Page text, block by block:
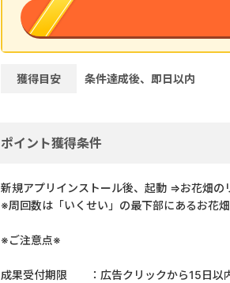
獲得目安 条件達成後、即日以内
ポイント獲得条件
新規アプリインストール後、起動 ⇒お花畑の
※周回数は「いくせい」の最下部にあるお花
※ご注意点※
成果受付期限 ：広告クリックから15日以